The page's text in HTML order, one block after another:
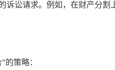
讼请求。例如，在财产分
策略：